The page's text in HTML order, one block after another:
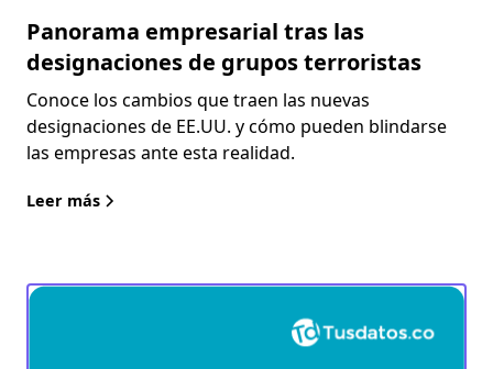
Panorama empresarial tras las
designaciones de grupos terroristas
Conoce los cambios que traen las nuevas
designaciones de EE.UU. y cómo pueden blindarse
las empresas ante esta realidad.
Leer más